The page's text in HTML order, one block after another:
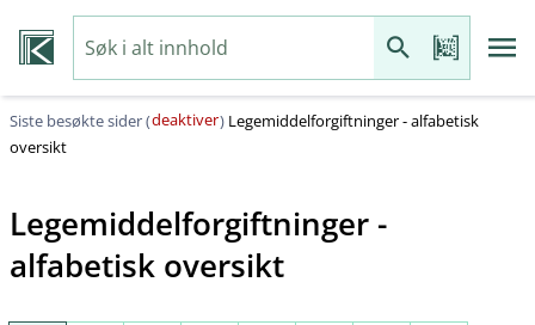
Siste besøkte sider (deaktiver) Legemiddelforgiftninger - alfabetisk
oversikt
Legemiddelforgiftninger -
alfabetisk oversikt